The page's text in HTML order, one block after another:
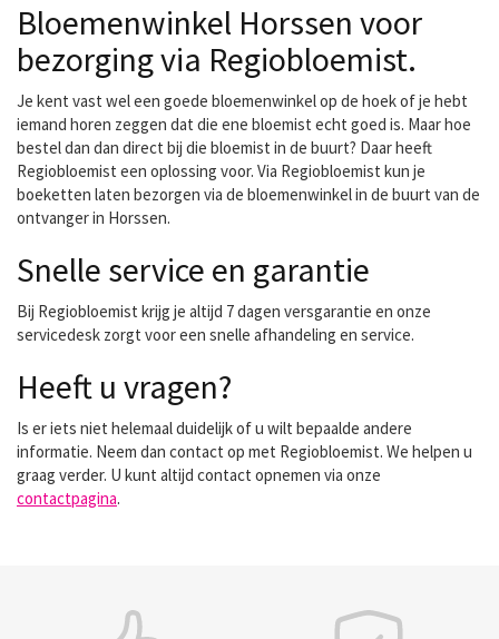
Gradussen als uw
bezorgbloemist. U bent
dan verzekerd van
verzorging
Bloemenwinkel Horssen voor
bezorging via Regiobloemist.
Je kent vast wel een goede bloemenwinkel op de hoek of je hebt
iemand horen zeggen dat die ene bloemist echt goed is. Maar hoe
bestel dan dan direct bij die bloemist in de buurt? Daar heeft
Regiobloemist een oplossing voor. Via Regiobloemist kun je
boeketten laten bezorgen via de bloemenwinkel in de buurt van de
ontvanger in Horssen.
Snelle service en garantie
Bij Regiobloemist krijg je altijd 7 dagen versgarantie en onze
servicedesk zorgt voor een snelle afhandeling en service.
Heeft u vragen?
Is er iets niet helemaal duidelijk of u wilt bepaalde andere
informatie. Neem dan contact op met Regiobloemist. We helpen u
graag verder. U kunt altijd contact opnemen via onze
contactpagina.